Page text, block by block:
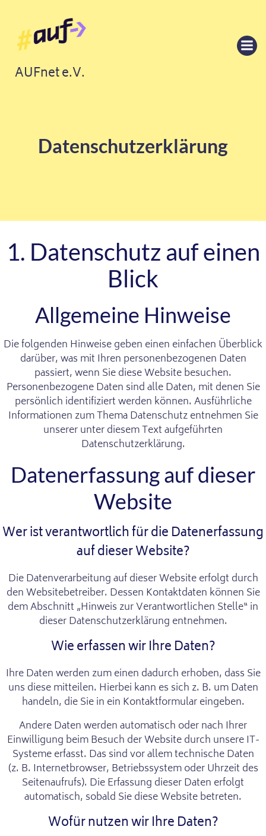
AUFnet e.V.
Datenschutz­erklärung
1. Datenschutz auf einen
Blick
Allgemeine Hinweise
Die folgenden Hinweise geben einen einfachen Überblick
darüber, was mit Ihren personenbezogenen Daten
passiert, wenn Sie diese Website besuchen.
Personenbezogene Daten sind alle Daten, mit denen Sie
persönlich identifiziert werden können. Ausführliche
Informationen zum Thema Datenschutz entnehmen Sie
unserer unter diesem Text aufgeführten
Datenschutzerklärung.
Datenerfassung auf dieser
Website
Wer ist verantwortlich für die Datenerfassung
auf dieser Website?
Die Datenverarbeitung auf dieser Website erfolgt durch
den Websitebetreiber. Dessen Kontaktdaten können Sie
dem Abschnitt „Hinweis zur Verantwortlichen Stelle“ in
dieser Datenschutzerklärung entnehmen.
Wie erfassen wir Ihre Daten?
Ihre Daten werden zum einen dadurch erhoben, dass Sie
uns diese mitteilen. Hierbei kann es sich z. B. um Daten
handeln, die Sie in ein Kontaktformular eingeben.
Andere Daten werden automatisch oder nach Ihrer
Einwilligung beim Besuch der Website durch unsere IT-
Systeme erfasst. Das sind vor allem technische Daten
(z. B. Internetbrowser, Betriebssystem oder Uhrzeit des
Seitenaufrufs). Die Erfassung dieser Daten erfolgt
automatisch, sobald Sie diese Website betreten.
Wofür nutzen wir Ihre Daten?